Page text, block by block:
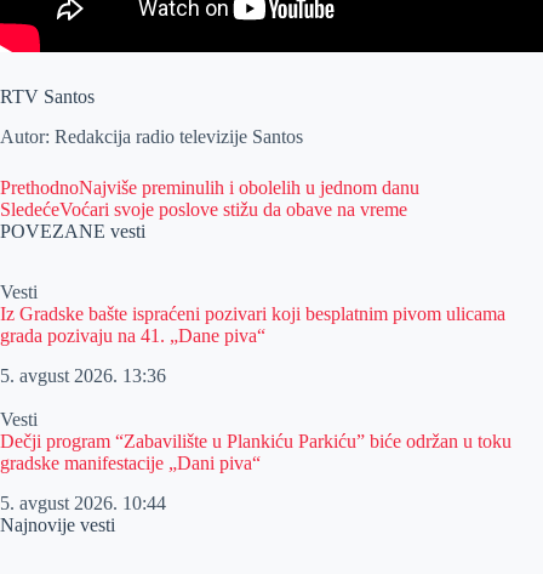
RTV Santos
Autor: Redakcija radio televizije Santos
PrethodnoNajviše preminulih i obolelih u jednom danu
SledećeVoćari svoje poslove stižu da obave na vreme
POVEZANE vesti
Vesti
Iz Gradske bašte ispraćeni pozivari koji besplatnim pivom ulicama
grada pozivaju na 41. „Dane piva“
5. avgust 2026. 13:36
Vesti
Dečji program “Zabavilište u Plankiću Parkiću” biće održan u toku
gradske manifestacije „Dani piva“
5. avgust 2026. 10:44
Najnovije vesti